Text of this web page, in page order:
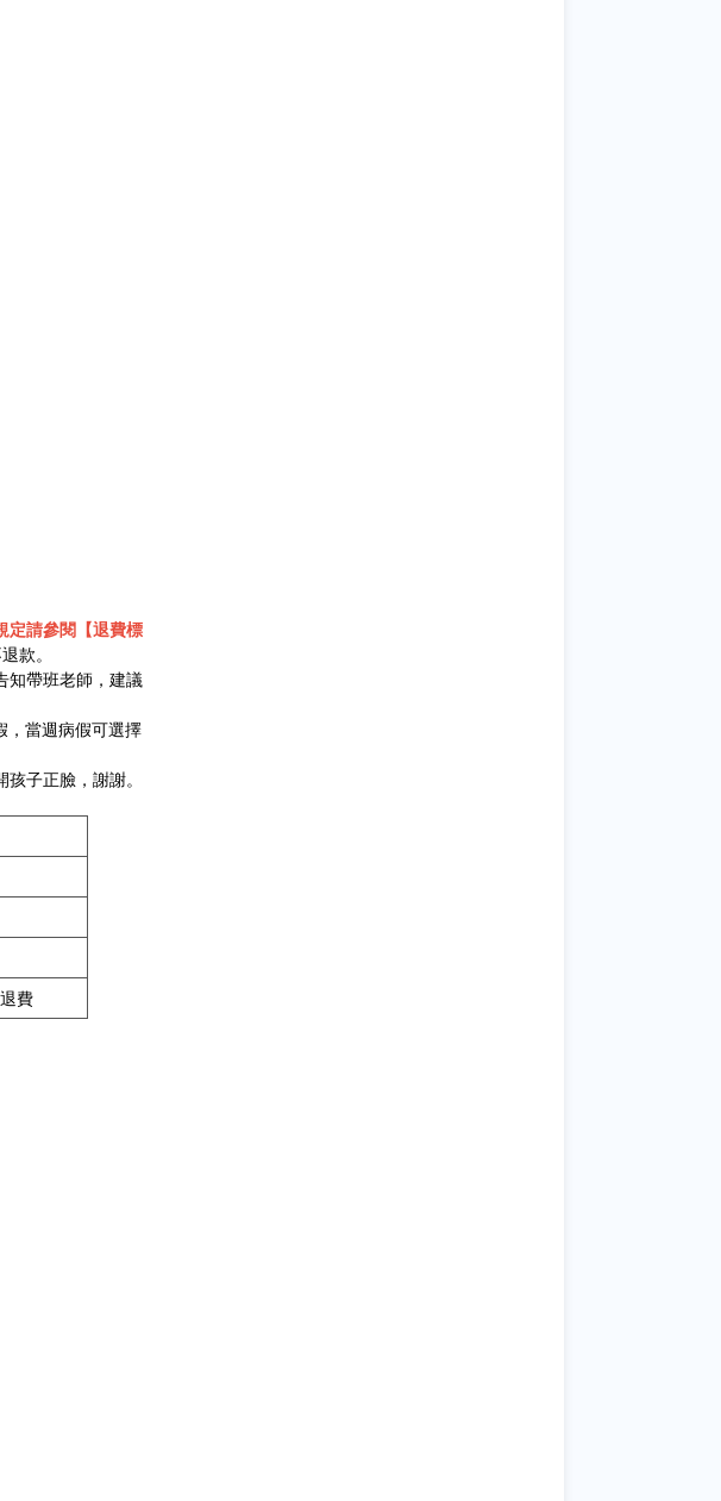
定請參閱【退費標
款。
知帶班老師，建議
，當週病假可選擇
子正臉，謝謝。
費